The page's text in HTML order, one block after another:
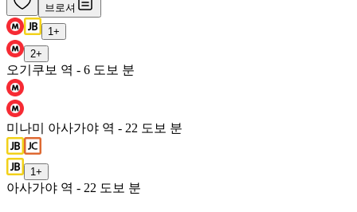
브로셔
1 +
2+
오기쿠보 역 - 6 도보 분
미나미 아사가야 역 - 22 도보 분
1 +
아사가야 역 - 22 도보 분